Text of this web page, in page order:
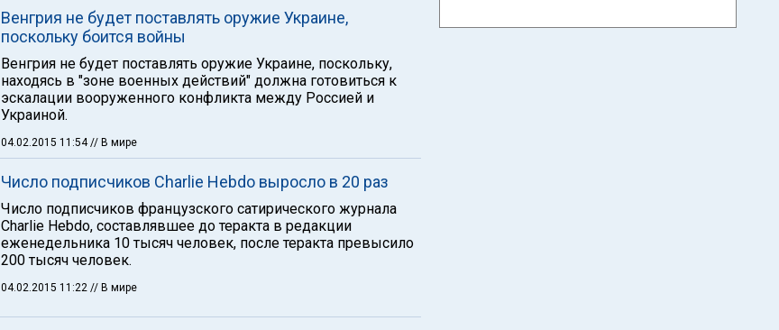
Венгрия не будет поставлять оружие Украине,
поскольку боится войны
Венгрия не будет поставлять оружие Украине, поскольку,
находясь в "зоне военных действий" должна готовиться к
эскалации вооруженного конфликта между Россией и
Украиной.
04.02.2015 11:54// В мире
Число подписчиков Charlie Hebdo выросло в 20 раз
Число подписчиков французского сатирического журнала
Charlie Hebdo, составлявшее до теракта в редакции
еженедельника 10 тысяч человек, после теракта превысило
200 тысяч человек.
04.02.2015 11:22 // В мире